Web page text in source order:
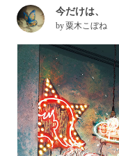
今だけは、
by粟木こぼね